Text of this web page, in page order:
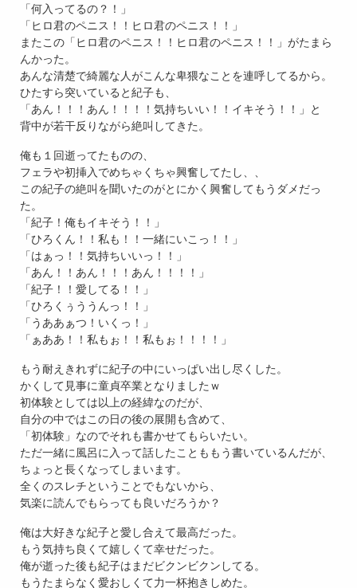
「何入ってるの？！」
「ヒロ君のペニス！！ヒロ君のペニス！！」
またこの「ヒロ君のペニス！！ヒロ君のペニス！！」がたまら
んかった。
あんな清楚で綺麗な人がこんな卑猥なことを連呼してるから。
ひたすら突いていると紀子も、
「あん！！！あん！！！！気持ちいい！！イキそう！！」と
背中が若干反りながら絶叫してきた。
俺も１回逝ってたものの、
フェラや初挿入でめちゃくちゃ興奮してたし、、
この紀子の絶叫を聞いたのがとにかく興奮してもうダメだっ
た。
「紀子！俺もイキそう！！」
「ひろくん！！私も！！一緒にいこっ！！」
「はぁっ！！気持ちいいっ！！」
「あん！！あん！！！あん！！！！」
「紀子！！愛してる！！」
「ひろくぅううんっ！！」
「うああぁつ！いくっ！」
「ぁああ！！私もぉ！！私もぉ！！！！」
もう耐えきれずに紀子の中にいっぱい出し尽くした。
かくして見事に童貞卒業となりましたｗ
初体験としては以上の経緯なのだが、
自分の中ではこの日の後の展開も含めて、
「初体験」なのでそれも書かせてもらいたい。
ただ一緒に風呂に入って話したことももう書いているんだが、
ちょっと長くなってしまいます。
全くのスレチということでもないから、
気楽に読んでもらっても良いだろうか？
俺は大好きな紀子と愛し合えて最高だった。
もう気持ち良くて嬉しくて幸せだった。
俺が逝った後も紀子はまだビクンビクンしてる。
もうたまらなく愛おしくて力一杯抱きしめた。